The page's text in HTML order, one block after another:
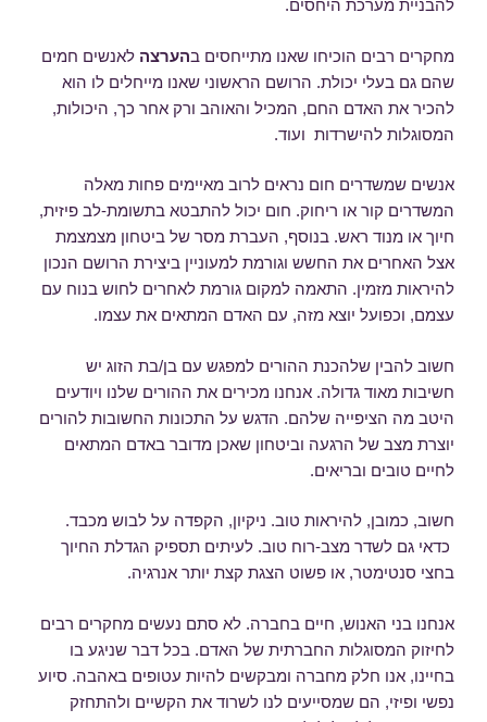
להבניית מערכת היחסים.
מחקרים רבים הוכיחו שאנו מתייחסים בהערצה לאנשים חמים
שהם גם בעלי יכולת. הרושם הראשוני שאנו מייחלים לו הוא
להכיר את האדם החם, המכיל והאוהב ורק אחר כך, היכולות,
המסוגלות להישרדות ועוד.
אנשים שמשדרים חום נראים לרוב מאיימים פחות מאלה
המשדרים קור או ריחוק. חום יכול להתבטא בתשומת-לב פיזית,
חיוך או מנוד ראש. בנוסף, העברת מסר של ביטחון מצמצמת
אצל האחרים את החשש וגורמת למעוניין ביצירת הרושם הנכון
להיראות מזמין. התאמה למקום גורמת לאחרים לחוש בנוח עם
עצמם, וכפועל יוצא מזה, עם האדם המתאים את עצמו.
חשוב להבין שלהכנת ההורים למפגש עם בן/בת הזוג יש
חשיבות מאוד גדולה. אנחנו מכירים את ההורים שלנו ויודעים
היטב מה הציפייה שלהם. הדגש על התכונות החשובות להורים
יוצרת מצב של הרגעה וביטחון שאכן מדובר באדם המתאים
לחיים טובים ובריאים.
חשוב, כמובן, להיראות טוב. ניקיון, הקפדה על לבוש מכבד.
כדאי גם לשדר מצב-רוח טוב. לעיתים תספיק הגדלת החיוך
בחצי סנטימטר, או פשוט הצגת קצת יותר אנרגיה.
אנחנו בני האנוש, חיים בחברה. לא סתם נעשים מחקרים רבים
לחיזוק המסוגלות החברתית של האדם. בכל דבר שניגע בו
בחיינו, אנו חלק מחברה ומבקשים להיות עטופים באהבה. סיוע
נפשי ופיזי, הם שמסייעים לנו לשרוד את הקשיים ולהתחזק